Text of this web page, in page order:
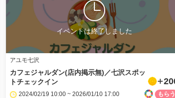
イベントは終了しました
アユモ七沢
カフェジャルダン(店内掲示無)／七沢スポッ
トチェックイン
2024/02/19 10:00 ~ 2026/01/10 17:00